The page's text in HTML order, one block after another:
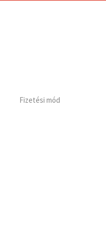
Fizetési mód